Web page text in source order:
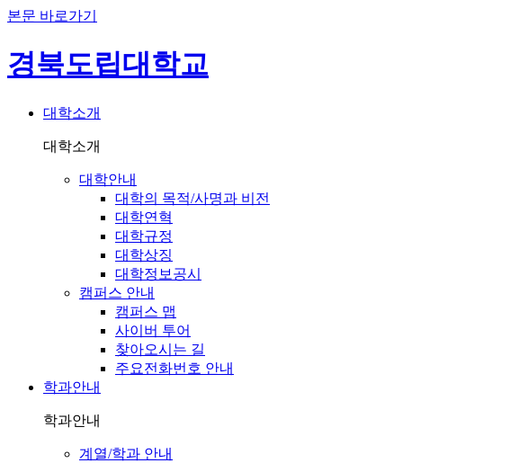
본문 바로가기
경북도립대학교
대학소개
대학소개
대학안내
대학의 목적/사명과 비전
대학연혁
대학규정
대학상징
대학정보공시
캠퍼스 안내
캠퍼스 맵
사이버 투어
찾아오시는 길
주요전화번호 안내
학과안내
학과안내
계열/학과 안내